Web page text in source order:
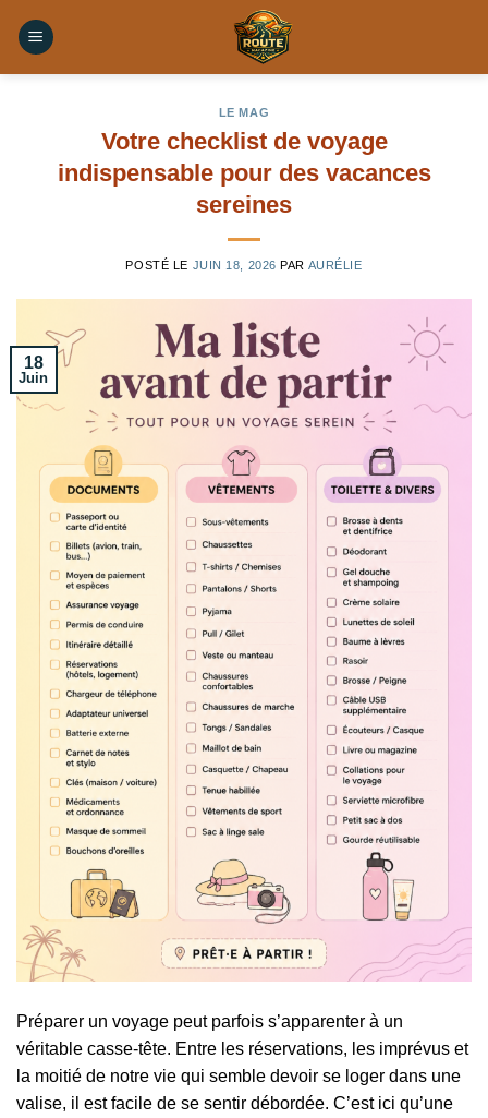
LE MAG
Votre checklist de voyage
indispensable pour des vacances
sereines
POSTÉ LE JUIN 18, 2026 PAR AURÉLIE
18
Juin
Préparer un voyage peut parfois s’apparenter à un
véritable casse-tête. Entre les réservations, les imprévus et
la moitié de notre vie qui semble devoir se loger dans une
valise, il est facile de se sentir débordée. C’est ici qu’une